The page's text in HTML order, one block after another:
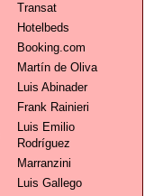
Transat
Hotelbeds
Booking.com
Martín de Oliva
Luis Abinader
Frank Rainieri
Luis Emilio
Rodríguez
Marranzini
Luis Gallego